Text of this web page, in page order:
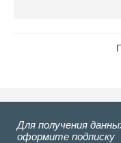
Для получения
оформите подписку